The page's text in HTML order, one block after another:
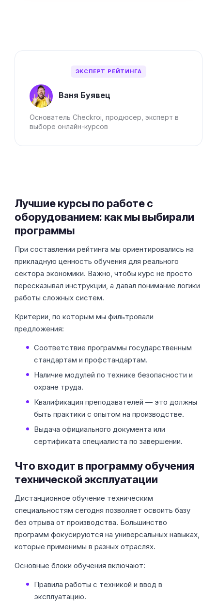
ЭКСПЕРТ РЕЙТИНГА
Ваня Буявец
Основатель Checkroi, продюсер, эксперт в
выборе онлайн-курсов
Лучшие курсы по работе с
оборудованием: как мы выбирали
программы
При составлении рейтинга мы ориентировались на
прикладную ценность обучения для реального
сектора экономики. Важно, чтобы курс не просто
пересказывал инструкции, а давал понимание логики
работы сложных систем.
Критерии, по которым мы фильтровали
предложения:
Соответствие программы государственным
стандартам и профстандартам.
Наличие модулей по технике безопасности и
охране труда.
Квалификация преподавателей — это должны
быть практики с опытом на производстве.
Выдача официального документа или
сертификата специалиста по завершении.
Что входит в программу обучения
технической эксплуатации
Дистанционное обучение техническим
специальностям сегодня позволяет освоить базу
без отрыва от производства. Большинство
программ фокусируются на универсальных навыках,
которые применимы в разных отраслях.
Основные блоки обучения включают:
Правила работы с техникой и ввод в
эксплуатацию.